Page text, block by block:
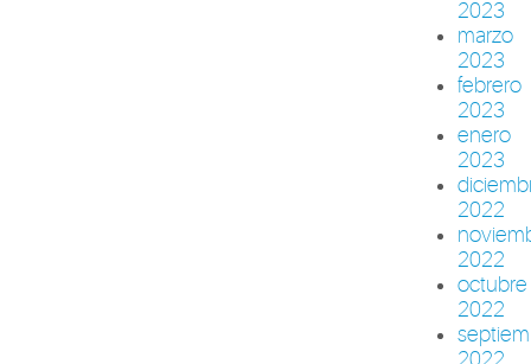
2023
marzo
2023
febrero
2023
enero
2023
2022
2022
octubre
2022
2022